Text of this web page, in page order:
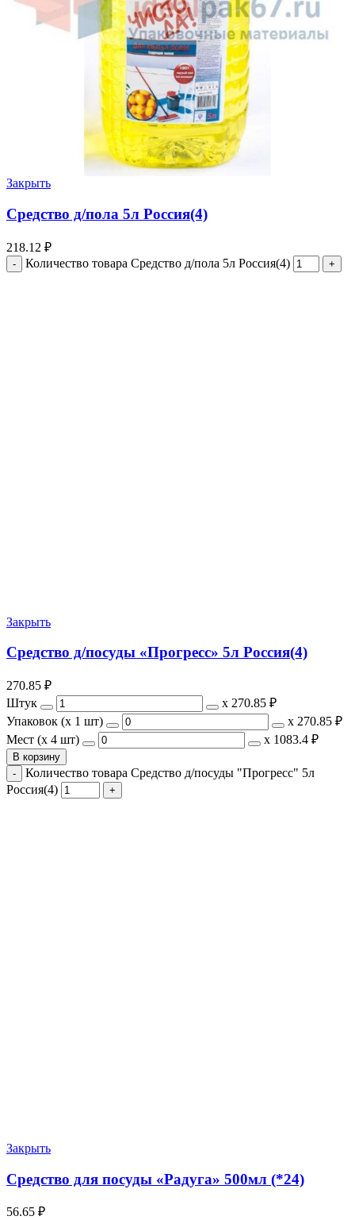
Закрыть
Средство д/пола 5л Россия(4)
218.12 ₽
Количество товара Средство д/пола 5л Россия(4)
Закрыть
Средство д/посуды «Прогресс» 5л Россия(4)
270.85 ₽
Штук
х 270.85 ₽
Упаковок (x 1 шт)
х 270.85 ₽
Мест (x 4 шт)
х 1083.4 ₽
В корзину
Количество товара Средство д/посуды "Прогресс" 5л
Россия(4)
Закрыть
Средство для посуды «Радуга» 500мл (*24)
56.65 ₽